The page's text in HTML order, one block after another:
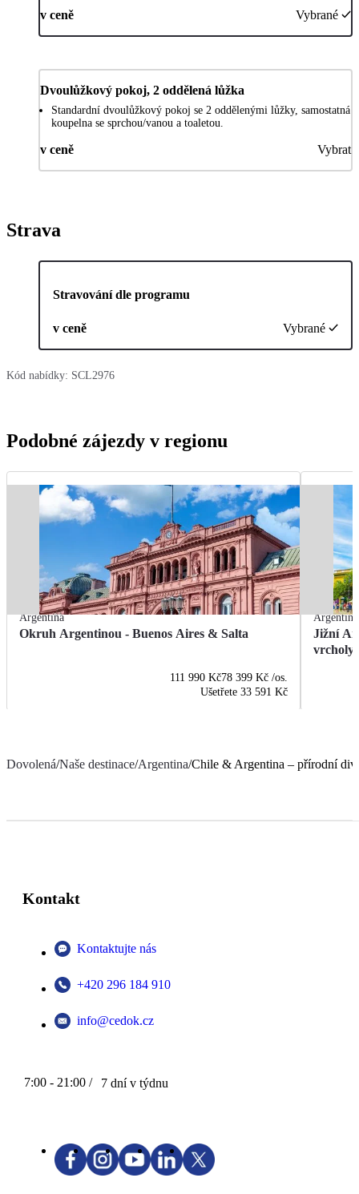
v ceně Vybrané
Dvoulůžkový pokoj, 2 oddělená lůžka
Standardní dvoulůžkový pokoj se 2 oddělenými lůžky, samostatná
koupelna se sprchou/vanou a toaletou.
v ceně Vybrat
Strava
Stravování dle programu
v ceně Vybrané
Kód nabídky: SCL2976
Podobné zájezdy v regionu
Argentina
Okruh Argentinou - Buenos Aires & Salta
111 990 Kč78 399 Kč /os.
Ušetřete 33 591 Kč
Argentina
Jižní
vrcholy
Dovolená/Naše destinace/Argentina/Chile & Argentina – přírodní
Kontakt
Kontaktujte nás
+420 296 184 910
info@cedok.cz
7:00 - 21:00 / 7 dní v týdnu